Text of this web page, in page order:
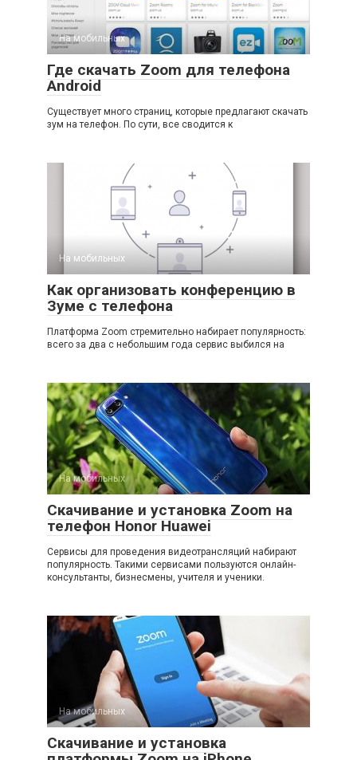
На мобильных
Где скачать Zoom для телефона
Android
Существует много страниц, которые предлагают скачать
зум на телефон. По сути, все сводится к
На мобильных
Как организовать конференцию в
Зуме с телефона
Платформа Zoom стремительно набирает популярность:
всего за два с небольшим года сервис выбился на
На мобильных
Скачивание и установка Zoom на
телефон Honor Huawei
Сервисы для проведения видеотрансляций набирают
популярность. Такими сервисами пользуются онлайн-
консультанты, бизнесмены, учителя и ученики.
На мобильных
Скачивание и установка